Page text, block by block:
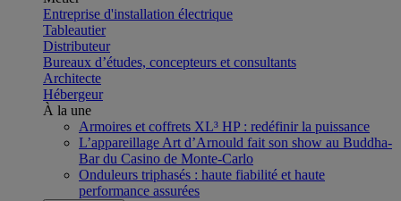
Entreprise d'installation électrique
Tableautier
Distributeur
Bureaux d’études, concepteurs et consultants
Architecte
Hébergeur
À la une
Armoires et coffrets XL³ HP : redéfinir la puissance
L’appareillage Art d’Arnould fait son show au Buddha-
Bar du Casino de Monte-Carlo
Onduleurs triphasés : haute fiabilité et haute
performance assurées